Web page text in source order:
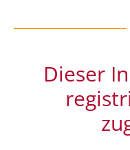
Dieser